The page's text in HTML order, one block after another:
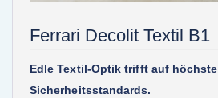
Ferrari Decolit Textil B1
Edle Textil-Optik trifft auf höchste
Sicherheitsstandards.